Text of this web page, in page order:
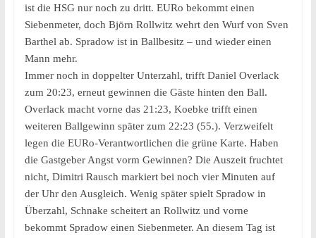
ist die HSG nur noch zu dritt. EURo bekommt einen
Siebenmeter, doch Björn Rollwitz wehrt den Wurf von Sven
Barthel ab. Spradow ist in Ballbesitz – und wieder einen
Mann mehr.
Immer noch in doppelter Unterzahl, trifft Daniel Overlack
zum 20:23, erneut gewinnen die Gäste hinten den Ball.
Overlack macht vorne das 21:23, Koebke trifft einen
weiteren Ballgewinn später zum 22:23 (55.). Verzweifelt
legen die EURo-Verantwortlichen die grüne Karte. Haben
die Gastgeber Angst vorm Gewinnen? Die Auszeit fruchtet
nicht, Dimitri Rausch markiert bei noch vier Minuten auf
der Uhr den Ausgleich. Wenig später spielt Spradow in
Überzahl, Schnake scheitert an Rollwitz und vorne
bekommt Spradow einen Siebenmeter. An diesem Tag ist